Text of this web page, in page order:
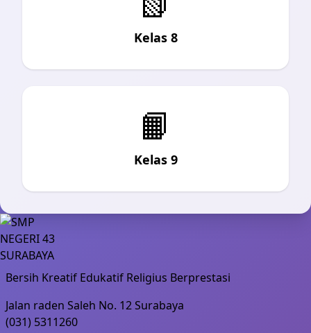
Kelas 8
📙
Kelas 9
Bersih Kreatif Edukatif Religius Berprestasi
Jalan raden Saleh No. 12 Surabaya
(031) 5311260